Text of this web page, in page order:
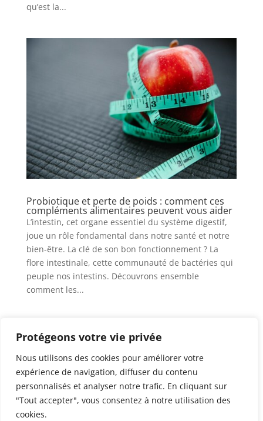
Protégeons votre vie privée
Nous utilisons des cookies pour améliorer votre
expérience de navigation, diffuser du contenu
personnalisés et analyser notre trafic. En cliquant sur
"Tout accepter", vous consentez à notre utilisation des
cookies.
qu’est la...
Probiotique et perte de poids : comment ces
compléments alimentaires peuvent vous aider
L’intestin, cet organe essentiel du système digestif,
joue un rôle fondamental dans notre santé et notre
bien-être. La clé de son bon fonctionnement ? La
flore intestinale, cette communauté de bactéries qui
peuple nos intestins. Découvrons ensemble
comment les...
©Maigrirendouceur.comtous droits réservés |
Mentions légales|Termes et conditions d’utilisation
|Plan de site